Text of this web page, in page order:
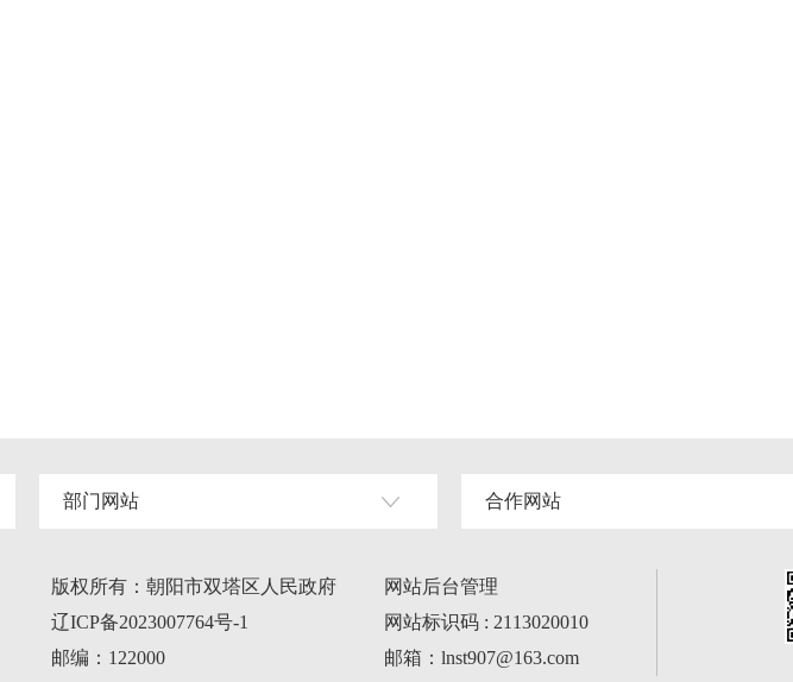
部门网站 合作网站
版权所有：朝阳市双塔区人民政府
辽ICP备2023007764号-1
邮编：122000
网站后台管理
网站标识码 : 2113020010
邮箱：lnst907@163.com